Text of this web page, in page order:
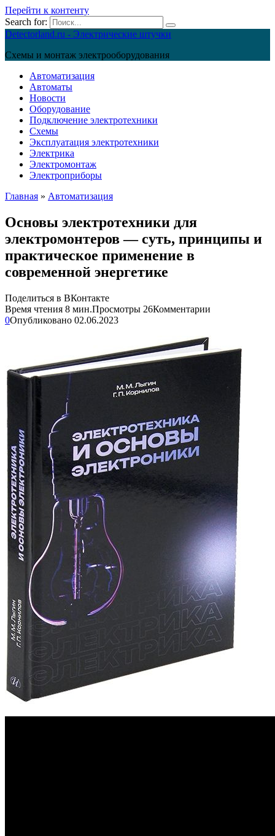
Перейти к контенту
Search for:
Detectorland.ru - Электрические штучки
Схемы и монтаж электрооборудования
Автоматизация
Автоматы
Новости
Оборудование
Подключение электротехники
Схемы
Эксплуатация электротехники
Электрика
Электромонтаж
Электроприборы
Главная » Автоматизация
Основы электротехники для
электромонтеров — суть, принципы и
практическое применение в
современной энергетике
Поделиться в ВКонтакте
Время чтения 8 мин.Просмотры 26Комментарии
0Опубликовано 02.06.2023